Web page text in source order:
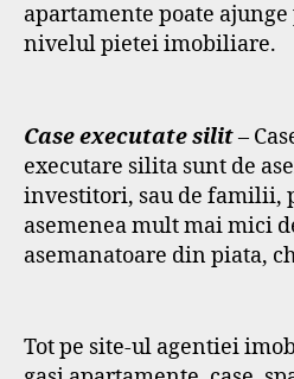
apartamente poate
nivelul pietei imobiliare.
Case executate silit–
executare silita sunt de
investitori, sau de familii,
asemenea mult mai mici
asemanatoare din piata,
Tot pe site-ul agentiei